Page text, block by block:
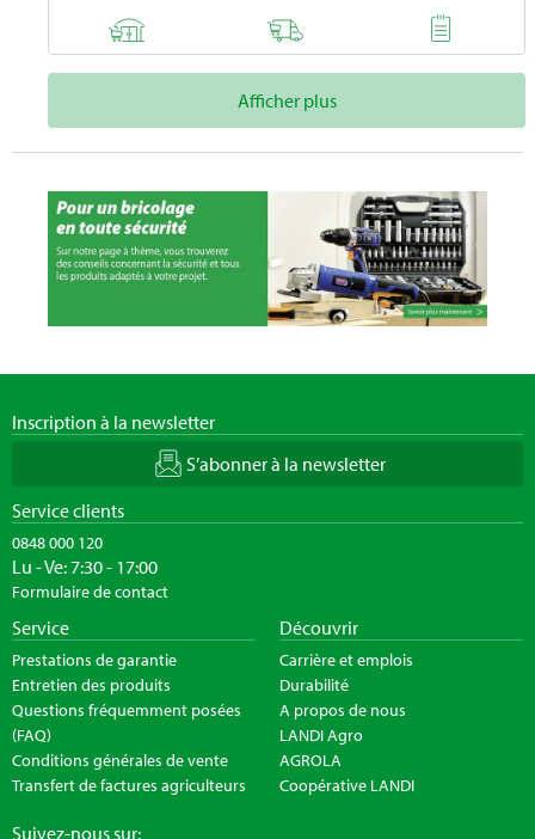
Afficher plus
Inscription à la newsletter
S’abonner à la newsletter
Service clients
0848 000 120
Lu - Ve: 7:30 - 17:00
Formulaire de contact
Service
Prestations de garantie
Entretien des produits
Questions fréquemment posées
(FAQ)
Conditions générales de vente
Transfert de factures agriculteurs
Découvrir
Carrière et emplois
Durabilité
A propos de nous
LANDI Agro
AGROLA
Coopérative LANDI
Suivez-nous sur: